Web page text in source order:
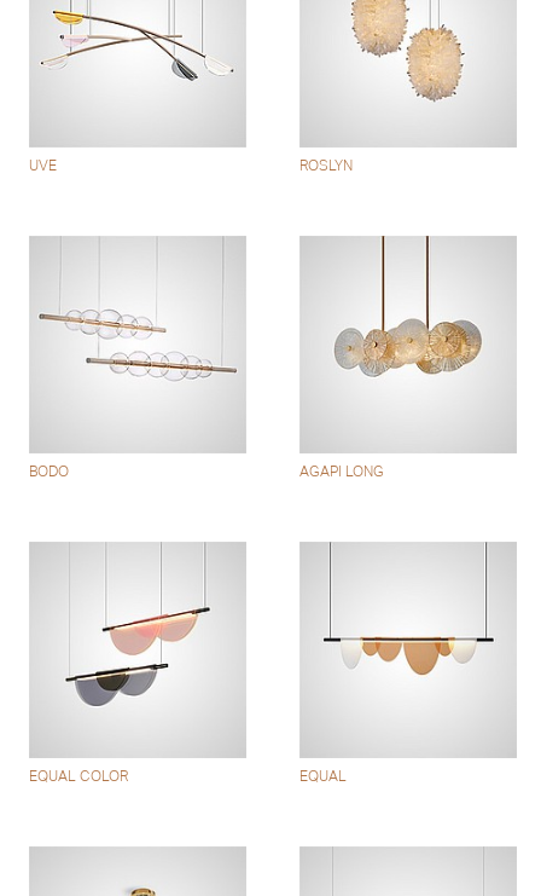
UVE ROSLYN
BODO AGAPI LONG
EQUAL COLOR EQUAL